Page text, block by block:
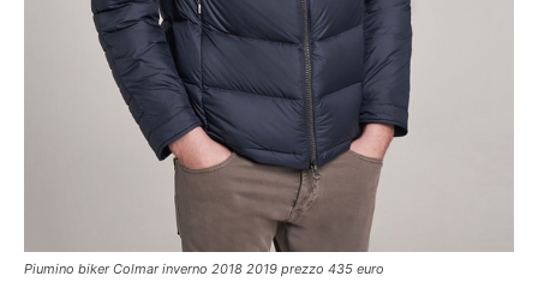
Piumino biker Colmar inverno 2018 2019 prezzo 435 euro